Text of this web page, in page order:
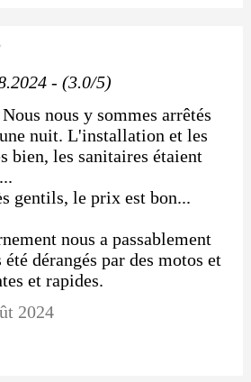
- (3.0/5)
Nous nous y sommes arrêtés
nuit. L'installation et les
bien, les sanitaires étaient
gentils, le prix est bon...
nous a passablement
été dérangés par des motos et
et rapides.
2024